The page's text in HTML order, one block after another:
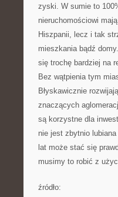
zyski. W sumie to
nieruchomościowi
Hiszpanii, lecz i tak
mieszkania bądź
się trochę bardziej na
Bez wątpienia tym
Błyskawicznie
znaczących
są korzystne dla
nie jest zbytnio
lat może stać się
musimy to robić z
źródło: